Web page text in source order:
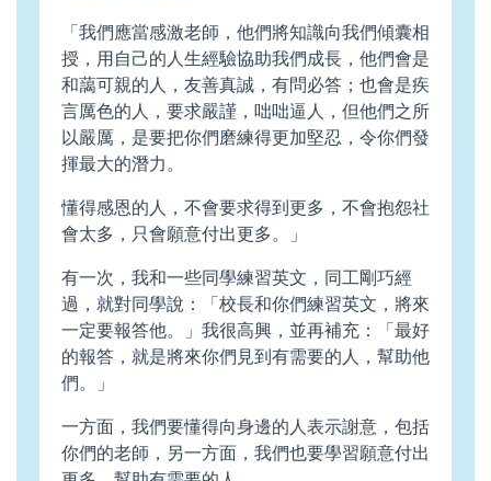
「我們應當感激老師，他們將知識向我們傾囊相
授，用自己的人生經驗協助我們成長，他們會是
和藹可親的人，友善真誠，有問必答；也會是疾
言厲色的人，要求嚴謹，咄咄逼人，但他們之所
以嚴厲，是要把你們磨練得更加堅忍，令你們發
揮最大的潛力。
懂得感恩的人，不會要求得到更多，不會抱怨社
會太多，只會願意付出更多。」
有一次，我和一些同學練習英文，同工剛巧經
過，就對同學說：「校長和你們練習英文，將來
一定要報答他。」我很高興，並再補充：「最好
的報答，就是將來你們見到有需要的人，幫助他
們。」
一方面，我們要懂得向身邊的人表示謝意，包括
你們的老師，另一方面，我們也要學習願意付出